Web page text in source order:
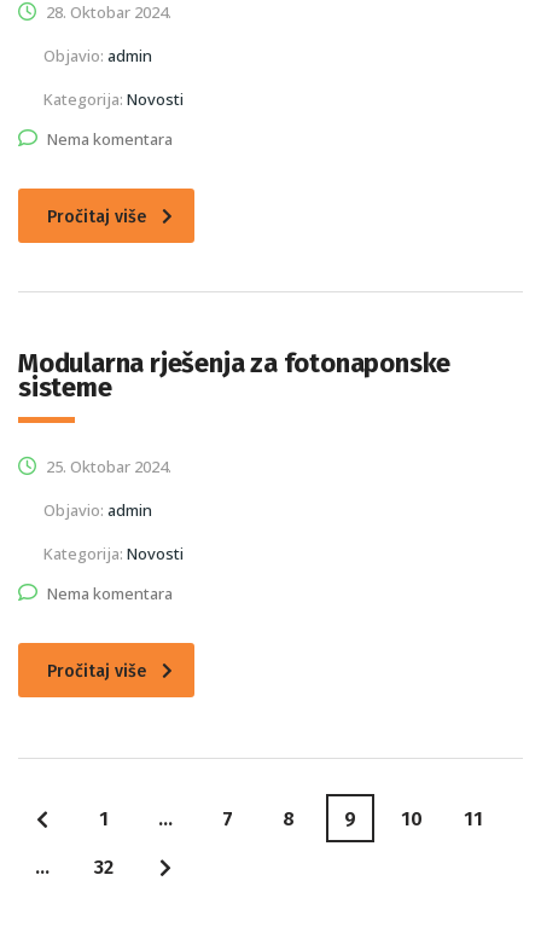
28. Oktobar 2024.
Objavio: admin
Kategorija: Novosti
Nema komentara
Pročitaj više
Modularna rješenja za fotonaponske
sisteme
25. Oktobar 2024.
Objavio: admin
Kategorija: Novosti
Nema komentara
Pročitaj više
1 … 7 8 9 10 11
… 32